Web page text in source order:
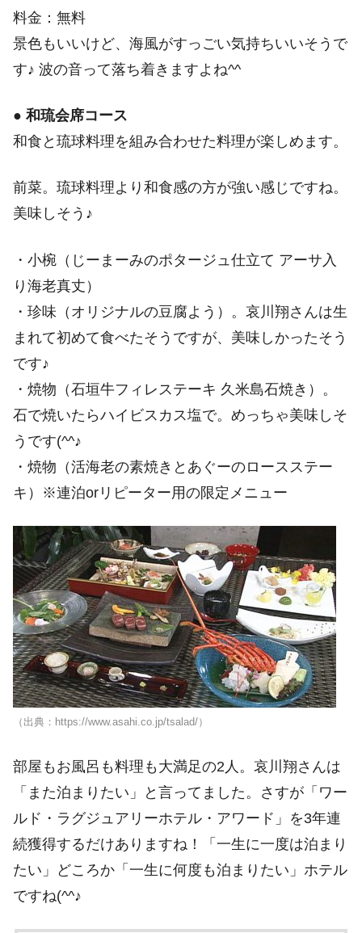
料金：無料
景色もいいけど、海風がすっごい気持ちいいそうで
す♪ 波の音って落ち着きますよね^^
● 和琉会席コース
和食と琉球料理を組み合わせた料理が楽しめます。
前菜。琉球料理より和食感の方が強い感じですね。
美味しそう♪
・小椀（じーまーみのポタージュ仕立て アーサ入
り海老真丈）
・珍味（オリジナルの豆腐よう）。哀川翔さんは生
まれて初めて食べたそうですが、美味しかったそう
です♪
・焼物（石垣牛フィレステーキ 久米島石焼き）。
石で焼いたらハイビスカス塩で。めっちゃ美味しそ
うです(^^♪
・焼物（活海老の素焼きとあぐーのロースステー
キ）※連泊orリピーター用の限定メニュー
（出典：https://www.asahi.co.jp/tsalad/）
部屋もお風呂も料理も大満足の2人。哀川翔さんは
「また泊まりたい」と言ってました。さすが「ワー
ルド・ラグジュアリーホテル・アワード」を3年連
続獲得するだけありますね！「一生に一度は泊まり
たい」どころか「一生に何度も泊まりたい」ホテル
ですね(^^♪